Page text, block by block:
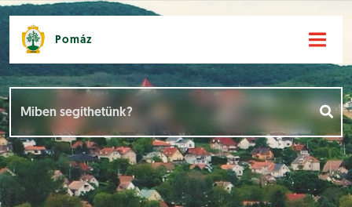
Pomáz
Események []